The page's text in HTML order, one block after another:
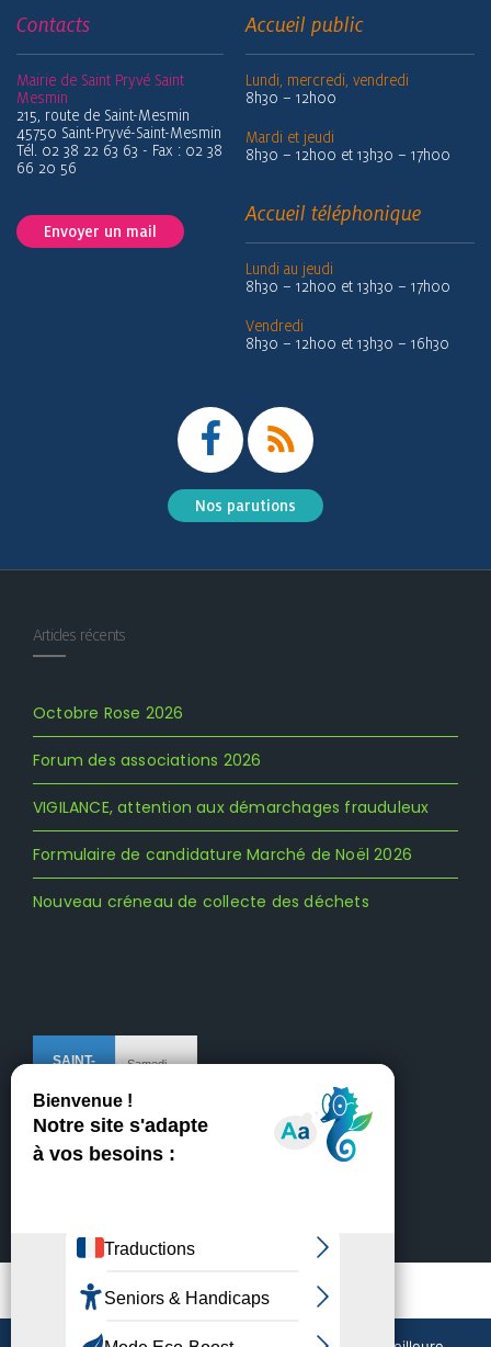
Contacts
Mairie de Saint Pryvé Saint
Mesmin
215, route de Saint-Mesmin
45750 Saint-Pryvé-Saint-Mesmin
Tél. 02 38 22 63 63 - Fax : 02 38
66 20 56
Envoyer un mail
Accueil public
Lundi, mercredi, vendredi
8h30 – 12h00
Mardi et jeudi
8h30 – 12h00 et 13h30 – 17h00
Accueil téléphonique
Lundi au jeudi
8h30 – 12h00 et 13h30 – 17h00
Vendredi
8h30 – 12h00 et 13h30 – 16h30
Nos parutions
Articles récents
Octobre Rose 2026
Forum des associations 2026
VIGILANCE, attention aux démarchages frauduleux
Formulaire de candidature Marché de Noël 2026
Nouveau créneau de collecte des déchets
Mentions légales